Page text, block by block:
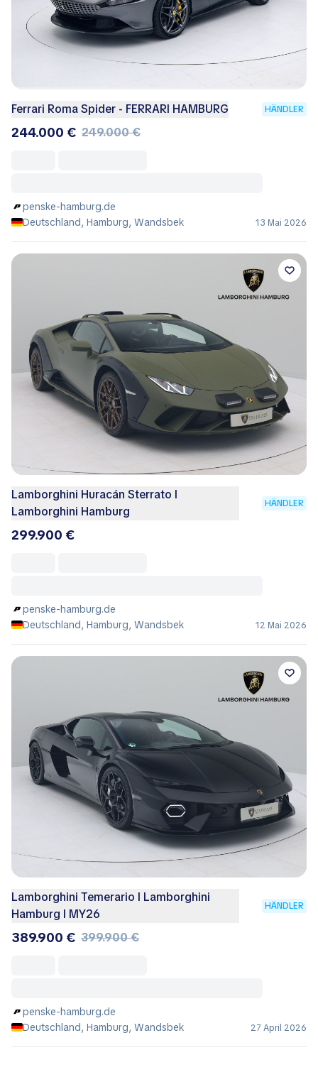
Ferrari Roma Spider - FERRARI HAMBURG HÄNDLER
244.000 € 249.000 €
penske-hamburg.de
Deutschland, Hamburg, Wandsbek
13 Mai 2026
Lamborghini Huracán Sterrato I
Lamborghini Hamburg
HÄNDLER
299.900 €
penske-hamburg.de
Deutschland, Hamburg, Wandsbek
12 Mai 2026
Lamborghini Temerario I Lamborghini
Hamburg I MY26
HÄNDLER
389.900 € 399.900 €
penske-hamburg.de
Deutschland, Hamburg, Wandsbek
27 April 2026